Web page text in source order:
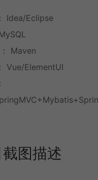
Idea/Eclipse
Maven
Vue/ElementUI
图描述